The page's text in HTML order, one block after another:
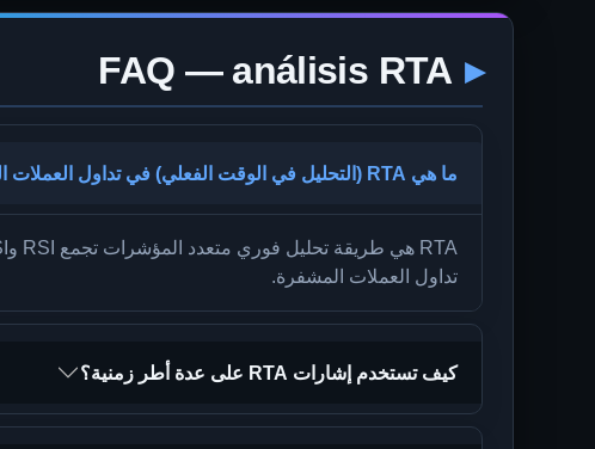
FAQ — análisis RTA
ما هي RTA (التحليل في الوقت الفعلي) في تداول العملات الرقمية؟
تداول العملات المشفرة.
كيف تستخدم إشارات RTA على عدة أطر زمنية؟